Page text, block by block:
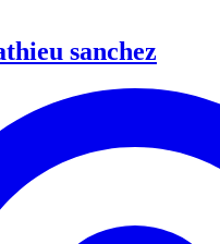
sanchez